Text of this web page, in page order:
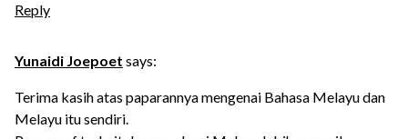
Reply
Yunaidi Joepoet says:
Terima kasih atas paparannya mengenai Bahasa Melayu dan
Melayu itu sendiri.